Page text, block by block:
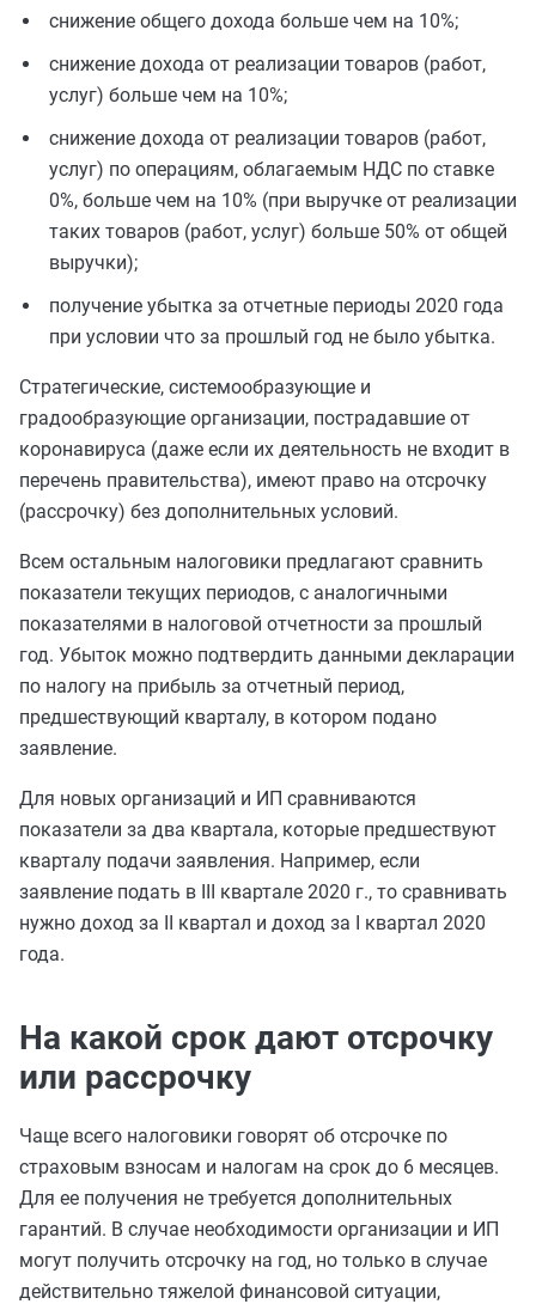
снижение общего дохода больше чем на 10%;
снижение дохода от реализации товаров (работ,
услуг) больше чем на 10%;
снижение дохода от реализации товаров (работ,
услуг) по операциям, облагаемым НДС по ставке
0%, больше чем на 10% (при выручке от реализации
таких товаров (работ, услуг) больше 50% от общей
выручки);
получение убытка за отчетные периоды 2020 года
при условии что за прошлый год не было убытка.
Стратегические, системообразующие и
градообразующие организации, пострадавшие от
коронавируса (даже если их деятельность не входит в
перечень правительства), имеют право на отсрочку
(рассрочку) без дополнительных условий.
Всем остальным налоговики предлагают сравнить
показатели текущих периодов, с аналогичными
показателями в налоговой отчетности за прошлый
год. Убыток можно подтвердить данными декларации
по налогу на прибыль за отчетный период,
предшествующий кварталу, в котором подано
заявление.
Для новых организаций и ИП сравниваются
показатели за два квартала, которые предшествуют
кварталу подачи заявления. Например, если
заявление подать в III квартале 2020 г., то сравнивать
нужно доход за II квартал и доход за I квартал 2020
года.
На какой срок дают отсрочку
или рассрочку
Чаще всего налоговики говорят об отсрочке по
страховым взносам и налогам на срок до 6 месяцев.
Для ее получения не требуется дополнительных
гарантий. В случае необходимости организации и ИП
могут получить отсрочку на год, но только в случае
действительно тяжелой финансовой ситуации,